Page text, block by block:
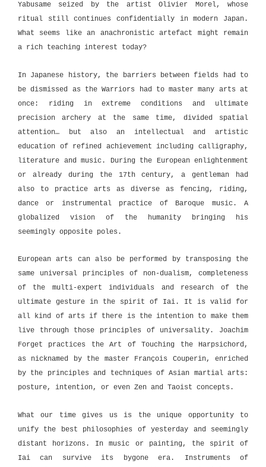
Yabusame seized by the artist Olivier Morel, whose
ritual still continues confidentially in modern Japan.
What seems like an anachronistic artefact might remain
a rich teaching interest today?
In Japanese history, the barriers between fields had to
be dismissed as the Warriors had to master many arts at
once: riding in extreme conditions and ultimate
precision archery at the same time, divided spatial
attention… but also an intellectual and artistic
education of refined achievement including calligraphy,
literature and music. During the European enlightenment
or already during the 17th century, a gentleman had
also to practice arts as diverse as fencing, riding,
dance or instrumental practice of Baroque music. A
globalized vision of the humanity bringing his
seemingly opposite poles.
European arts can also be performed by transposing the
same universal principles of non-dualism, completeness
of the multi-expert individuals and research of the
ultimate gesture in the spirit of Iai. It is valid for
all kind of arts if there is the intention to make them
live through those principles of universality. Joachim
Forget practices the Art of Touching the Harpsichord,
as nicknamed by the master François Couperin, enriched
by the principles and techniques of Asian martial arts:
posture, intention, or even Zen and Taoist concepts.
What our time gives us is the unique opportunity to
unify the best philosophies of yesterday and seemingly
distant horizons. In music or painting, the spirit of
Iai can survive its bygone era. Instruments of